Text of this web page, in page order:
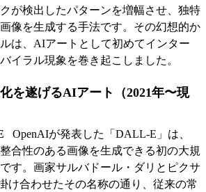
が検出したパターンを増幅させ、独特
像を生成する手法です。その幻想的か
は、AIアートとして初めてインター
イラル現象を巻き起こしました。
を遂げるAIアート（2021年〜現
OpenAIが発表した「DALL-E」は、
合性のある画像を生成できる初の大規
す。画家サルバドール・ダリとピクサ
け合わせたその名称の通り、従来の常